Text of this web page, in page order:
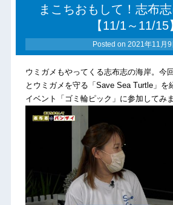
まこちおもして！志布
【11/1～11/15
Posted on 2021年11月9
ウミガメもやってくる志布志の海岸。今
とウミガメを守る「Save Sea Turtle」を
イベント「ゴミ輪ピック」に参加してみ